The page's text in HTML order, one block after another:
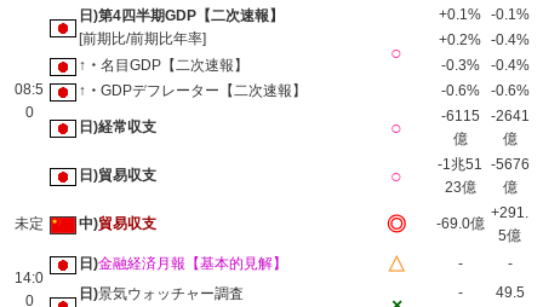
08:5
0
日)第4四半期GDP【二次速報】
[前期比/前期比年率]
○
+0.1% -0.1%
+0.2% -0.4%
↑・ 名目GDP【二次速報】 -0.3%
-0.4%
↑・ GDPデフレーター【二次速報】 -0.6% -0.6%
日)経常収支 ○
-6115
億
-2641
億
日)貿易収支 ○
-1兆51
23億
-5676
億
未定 中)貿易収支 ◎ -69.0億
+291.
5億
14:0
0
日)金融経済月報【基本的見解】 △ -
-
日)景気ウォッチャー調査
-
49.5